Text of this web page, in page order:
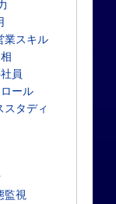
業スキル
員
ール
スタディ
監視